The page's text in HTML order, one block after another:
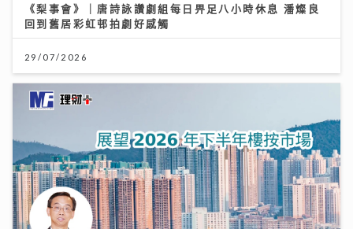
《梨事會》｜唐詩詠讚劇組每日畀足八小時休息 潘燦良
回到舊居彩虹邨拍劇好感觸
29/07/2026